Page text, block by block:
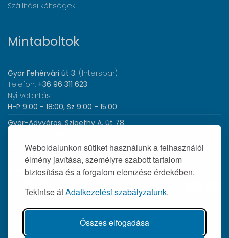
Weboldalunkon sütiket használunk a felhasználói
élmény javítása, személyre szabott tartalom
biztosítása és a forgalom elemzése érdekében.
Tekintse átAdatkezelési szabályzatunk.
Összes elfogadása
Szállítási költségek
Mintaboltok
Győr Fehérvári út 3. (Interspar)
Telefon: +36 96 311 623
Nyitvatartás:
H-P 9:00 - 18:00, Sz 9:00 - 15:00
Győr-Adyváros, Szigethy A. út 78.
Telefon:
Nyitvatartás:H-P 8:00 - 17:00
© 2026 Wolf Orvosi Műszer Kft. |